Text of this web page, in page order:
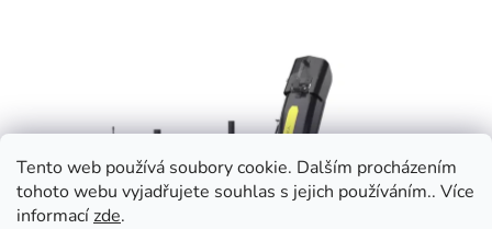
Tento web používá soubory cookie. Dalším procházením
tohoto webu vyjadřujete souhlas s jejich používáním.. Více
informacízde.